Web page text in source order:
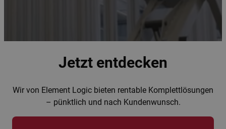
Jetzt entdecken
Wir von Element Logic bieten rentable Komplettlösungen
– pünktlich und nach Kundenwunsch.